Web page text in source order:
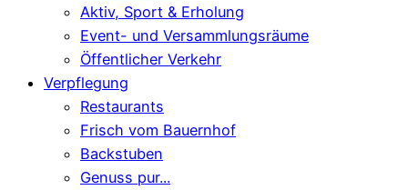
Aktiv, Sport & Erholung
Event- und Versammlungsräume
Öffentlicher Verkehr
Verpflegung
Restaurants
Frisch vom Bauernhof
Backstuben
Genuss pur...